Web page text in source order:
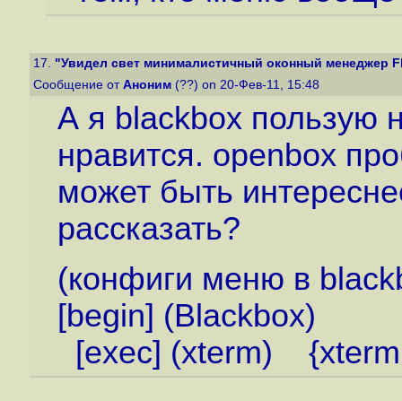
17. "Увидел свет минималистичный оконный менеджер
Сообщение от Аноним (??) on 20-Фев-11, 15:48
А я blackbox пользую
нравится. openbox
может быть
рассказать?
(конфиги меню в
[begin] (Blackbox)
[exec] (xterm) {xterm